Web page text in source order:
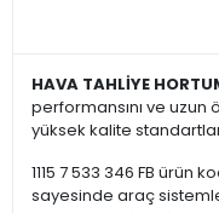
HAVA TAHLİYE
performansını ve uzun
yüksek kalite
1115 7 533 346 FB ürün
sayesinde araç